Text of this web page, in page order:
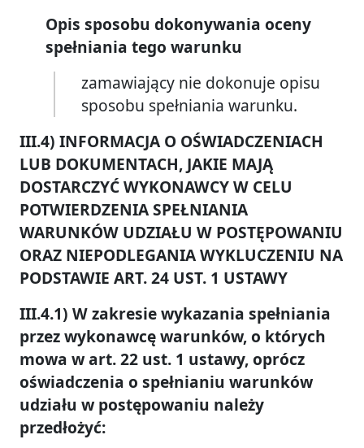
Opis sposobu dokonywania oceny
spełniania tego warunku
zamawiający nie dokonuje opisu
sposobu spełniania warunku.
III.4) INFORMACJA O OŚWIADCZENIACH
LUB DOKUMENTACH, JAKIE MAJĄ
DOSTARCZYĆ WYKONAWCY W CELU
POTWIERDZENIA SPEŁNIANIA
WARUNKÓW UDZIAŁU W POSTĘPOWANIU
ORAZ NIEPODLEGANIA WYKLUCZENIU NA
PODSTAWIE ART. 24 UST. 1 USTAWY
III.4.1) W zakresie wykazania spełniania
przez wykonawcę warunków, o których
mowa w art. 22 ust. 1 ustawy, oprócz
oświadczenia o spełnianiu warunków
udziału w postępowaniu należy
przedłożyć: